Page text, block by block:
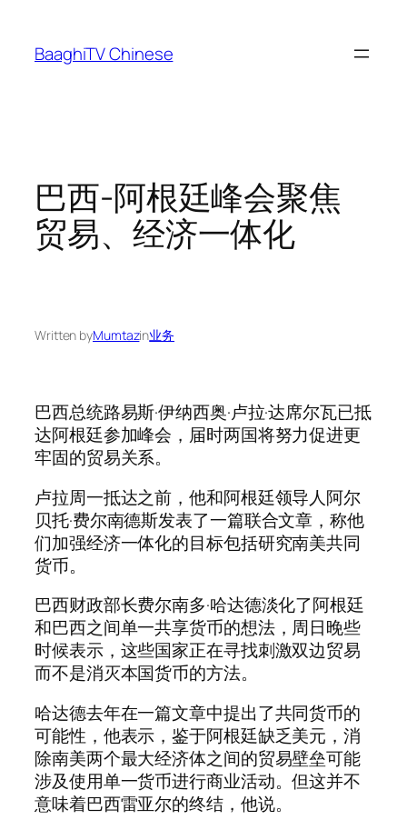
content
BaaghiTV Chinese
巴西-阿根廷峰会聚焦
贸易、经济一体化
Written byMumtazin业务
巴西总统路易斯·伊纳西奥·卢拉·达席尔瓦已抵
达阿根廷参加峰会，届时两国将努力促进更
牢固的贸易关系。
卢拉周一抵达之前，他和阿根廷领导人阿尔
贝托·费尔南德斯发表了一篇联合文章，称他
们加强经济一体化的目标包括研究南美共同
货币。
巴西财政部长费尔南多·哈达德淡化了阿根廷
和巴西之间单一共享货币的想法，周日晚些
时候表示，这些国家正在寻找刺激双边贸易
而不是消灭本国货币的方法。
哈达德去年在一篇文章中提出了共同货币的
可能性，他表示，鉴于阿根廷缺乏美元，消
除南美两个最大经济体之间的贸易壁垒可能
涉及使用单一货币进行商业活动。但这并不
意味着巴西雷亚尔的终结，他说。